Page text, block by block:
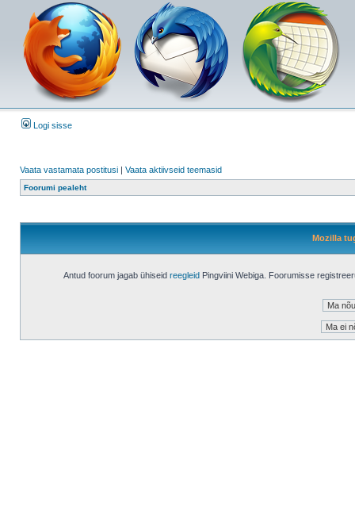
Logi sisse
Vaata vastamata postitusi | Vaata aktiivseid teemasid
Foorumi pealeht
Mozilla
Antud foorum jagab ühiseid reegleid Pingviini Webiga. Foorumisse